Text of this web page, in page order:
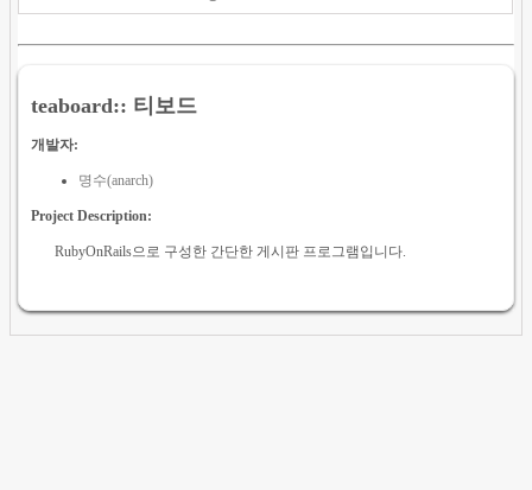
teaboard:: 티보드
개발자:
명수(anarch)
Project Description:
RubyOnRails으로 구성한 간단한 게시판 프로그램입니다.